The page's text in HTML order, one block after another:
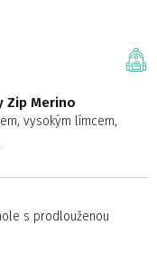
Zip Merino
vysokým límcem,
s prodlouženou